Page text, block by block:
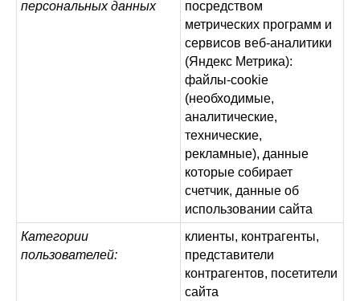
персональных данных
посредством
метрических программ и
сервисов веб-аналитики
(Яндекс Метрика):
файлы-cookie
(необходимые,
аналитические,
технические,
рекламные), данные
которые собирает
счетчик, данные об
использовании сайта
Категории
пользователей:
клиенты, контрагенты,
представители
контрагентов, посетители
сайта